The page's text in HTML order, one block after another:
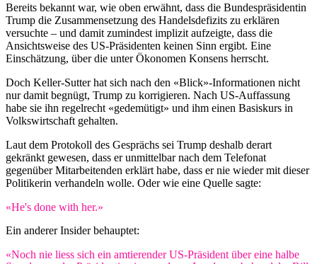
Bereits bekannt war, wie oben erwähnt, dass die Bundespräsidentin
Trump die Zusammensetzung des Handelsdefizits zu erklären
versuchte – und damit zumindest implizit aufzeigte, dass die
Ansichtsweise des US-Präsidenten keinen Sinn ergibt. Eine
Einschätzung, über die unter Ökonomen Konsens herrscht.
Doch Keller-Sutter hat sich nach den «Blick»-Informationen nicht
nur damit begnügt, Trump zu korrigieren. Nach US-Auffassung
habe sie ihn regelrecht «gedemütigt» und ihm einen Basiskurs in
Volkswirtschaft gehalten.
Laut dem Protokoll des Gesprächs sei Trump deshalb derart
gekränkt gewesen, dass er unmittelbar nach dem Telefonat
gegenüber Mitarbeitenden erklärt habe, dass er nie wieder mit dieser
Politikerin verhandeln wolle. Oder wie eine Quelle sagte:
«He's done with her.»
Ein anderer Insider behauptet:
«Noch nie liess sich ein amtierender US-Präsident über eine halbe